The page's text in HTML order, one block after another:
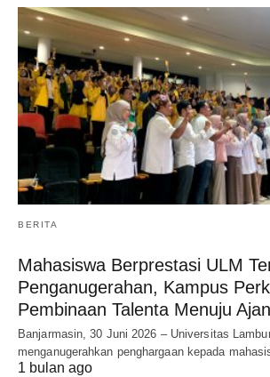
BERITA
Mahasiswa Berprestasi ULM
Penganugerahan, Kampus
Pembinaan Talenta Menuju
Banjarmasin, 30 Juni 2026 – Universitas
menganugerahkan penghargaan kepada
1 bulan ago